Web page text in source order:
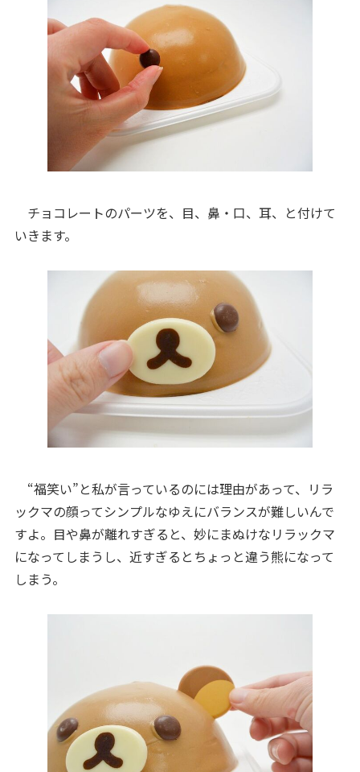
チョコレートのパーツを、目、鼻・口、耳、と付けて
いきます。
“福笑い”と私が言っているのには理由があって、リラ
ックマの顔ってシンプルなゆえにバランスが難しいんで
すよ。目や鼻が離れすぎると、妙にまぬけなリラックマ
になってしまうし、近すぎるとちょっと違う熊になって
しまう。